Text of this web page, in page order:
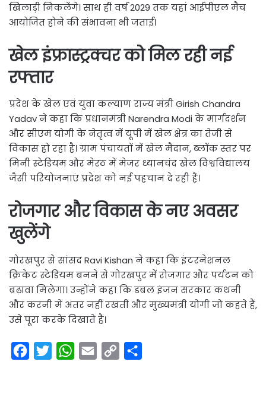
खिलाड़ी निकलेंगे। साथ ही वर्ष 2029 तक यहां आईपीएल मैच
आयोजित होने की संभावना भी जताई।
खेल इंफ्रास्ट्रक्चर को मिल रही नई
रफ्तार
प्रदेश के खेल एवं युवा कल्याण राज्य मंत्री Girish Chandra
Yadav ने कहा कि प्रधानमंत्री Narendra Modi के मार्गदर्शन
और सीएम योगी के नेतृत्व में यूपी में खेल क्षेत्र का तेजी से
विकास हो रहा है। ग्राम पंचायतों में खेल मैदान, ब्लॉक स्तर पर
मिनी स्टेडियम और मेरठ में मेजर ध्यानचंद खेल विश्वविद्यालय
जैसी परियोजनाएं प्रदेश को नई पहचान दे रही हैं।
रोजगार और विकास के नए अवसर
खुलेंगे
गोरखपुर से सांसद Ravi Kishan ने कहा कि इंटरनेशनल
क्रिकेट स्टेडियम बनने से गोरखपुर में रोजगार और पर्यटन को
बढ़ावा मिलेगा। उन्होंने कहा कि डबल इंजन सरकार कथनी
और करनी में अंतर नहीं रखती और मुख्यमंत्री योगी जो कहते हैं,
उसे पूरा करके दिखाते हैं।
W